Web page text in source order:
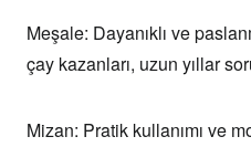
Meşale: Dayanıklı ve
çay kazanları, uzun yıllar
Mizan: Pratik kullanımı ve